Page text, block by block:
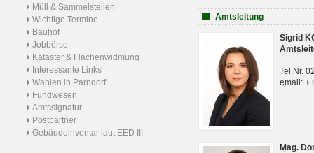
Müll & Sammelstellen
Wichtige Termine
Bauhof
Jobbörse
Kataster & Flächenwidmung
Interessante Links
Wahlen in Parndorf
Fundwesen
Amtssignatur
Postpartner
Gebäudeinventar laut EED III
Amtsleitung
Sigrid
Tel.Nr.
email:
Mag.